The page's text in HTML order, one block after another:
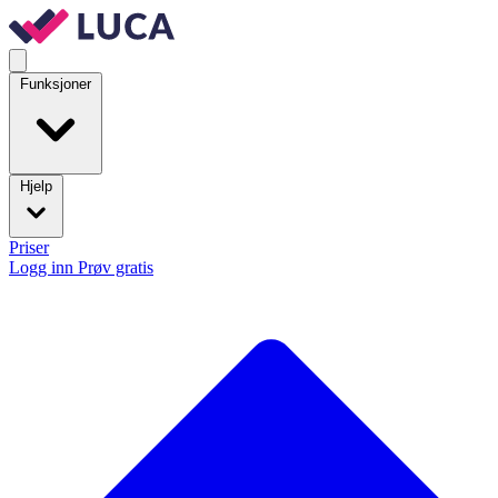
Funksjoner
Hjelp
Priser
Logg inn Prøv gratis